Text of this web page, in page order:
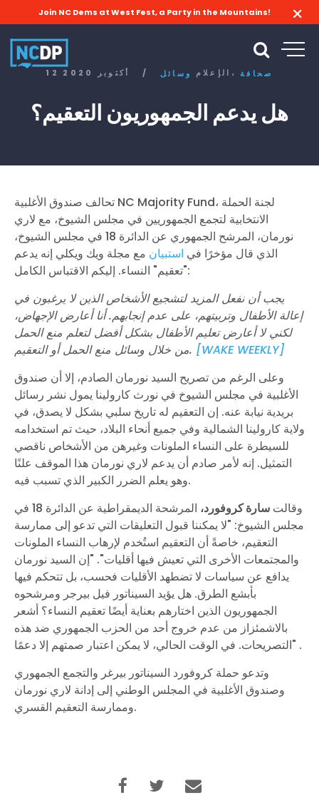
Join NC Dems at West Fest, a Party in the Mountains!
12 أكتوبر 2020 / وسائل الإعلام،صحافة
هل يدعم الجمهوريون التعقيم؟
تحالف صندوق الأغلبية NC Majority Fund، لجنة الحملة
الانتخابية لتجمع الجمهوريين في مجلس الشيوخ، مع لاري
نورمان، المرشح الجمهوري عن الدائرة 18 في مجلس الشيوخ،
الذي قال مؤخرًا في استبيان مع مجلة ويك ويكلي إنه يدعم
"تعقيم" النساء. إليكم الاقتباس الكامل:
يجب أن نفعل المزيد لتشجيع الأشخاص الذين لا يرغبون في
إعالة الأطفال وتربيتهم، على عدم إنجابهم. أنا أعارض الإجهاض،
لكني لا أعارض تعليم الأطفال بشكل أفضل لتعلم منع الحمل
من خلال وسائل منع الحمل أو التعقيم. [WAKE WEEKLY]
وعلى الرغم من تصريح السيد نورمان الصادم، إلا أن صندوق
الأغلبية في مجلس الشيوخ في نورث كارولينا يمول نشر رسائل
بريدية نيابة عنه. إن التعقيم له تاريخ سلبي بشكل لا يصدق، في
ولاية كارولينا الشمالية وفي جميع أنحاء البلاد، حيث تم استخدامه
للسيطرة على النساء الملونات وغيرهن من الأشخاص ناقصي
التمثيل. إنه لأمر صادم أن يدعم لاري نورمان هذا الموقف علنًا
وهو يعلم الضرر الكبير الذي تسبب فيه.
وقالت سارة كروفورد،
المرشحة الديمقراطية عن الدائرة 18 في
مجلس الشيوخ: "لا يمكننا قبول التعليقات التي تدعو إلى ممارسة
التعقيم، خاصةً أن التعقيم استُخدم لإرهاب النساء الملونات
والمجتمعات الأخرى التي تعيش فيها أقليات". "إن السيد نورمان
يدافع عن سياسات لا تضطهد الأقليات فحسب، بل تتحكم فيها
بأبشع الطرق. هل يؤيد السيناتور فيل بيرجر ومرشحوه
الجمهوريون الذين اختارهم بعناية أيضًا تعقيم النساء؟ أشعر
بالاشمئزاز من عدم خروج أحد من الحزب الجمهوري ضد هذه
التصريحات. في الوقت الحالي، لا يمكن اعتبار صمتهم إلا دعمًا" .
وتدعو حملة كروفورد السيناتور بيرغر والتجمع الجمهوري
وصندوق الأغلبية في المجلس الوطني إلى إدانة لاري نورمان
وممارسة التعقيم القسري.